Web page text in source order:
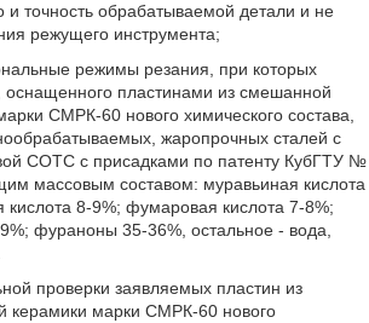
и точность обрабатываемой детали и не
режущего инструмента;
режимы резания, при которых
оснащенного пластинами из смешанной
СМРК-60 нового химического состава,
жаропрочных сталей с
СОТС с присадками по патенту КубГТУ №
массовым составом: муравьиная кислота
8-9%; фумаровая кислота 7-8%;
фураноны 35-36%, остальное - вода,
проверки заявляемых пластин из
марки СМРК-60 нового